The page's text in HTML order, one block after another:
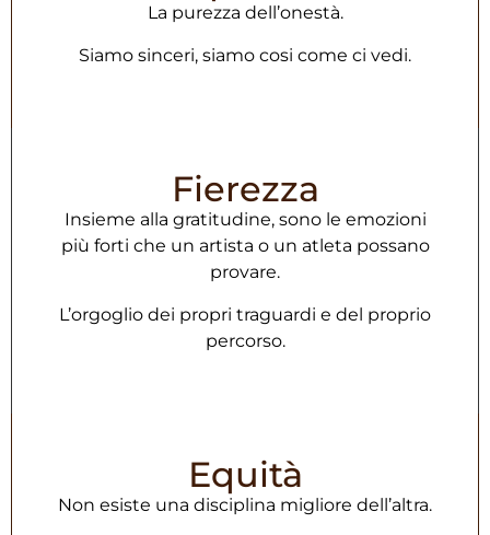
La purezza dell’onestà.
Siamo sinceri, siamo cosi come ci vedi.
Fierezza
Insieme alla gratitudine, sono le emozioni
più forti che un artista o un atleta possano
provare.
L’orgoglio dei propri traguardi e del proprio
percorso.
Equità
Non esiste una disciplina migliore dell’altra.